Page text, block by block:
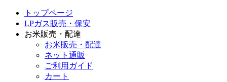
トップページ
LPガス販売・保安
お米販売・配達
お米販売・配達
ネット通販
ご利用ガイド
カート